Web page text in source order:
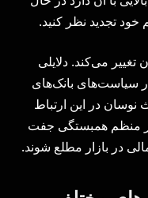
تجدید نظر کنید.
می‌کند. دلایلی
در سیاست‌های بانک‌های
نوسان در این ارتباط
منظم همبستگی جفت
در بازار مطلع شوند.